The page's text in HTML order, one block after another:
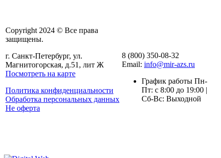
Copyright 2024 © Все права
защищены.
г. Санкт-Петербург, ул.
Магнитогорская, д.51, лит Ж
Посмотреть на карте
Политика конфиденциальности
Обработка персональных данных
Не оферта
8 (800) 350-08-32
Email: info@mir-azs.ru
График работы Пн-
Пт: с 8:00 до 19:00 |
Сб-Вс: Выходной